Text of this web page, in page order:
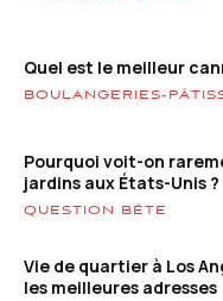
Quel est le meilleur
BOULANGERIES-
Pourquoi voit-on
jardins aux États-Unis ?
QUESTION BÊTE
Vie de quartier à Los
les meilleures adresses